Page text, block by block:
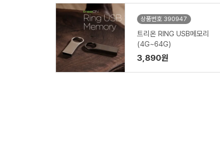
상품번호 390947
트리온 RING USB메모리
(4G~64G)
3,890원